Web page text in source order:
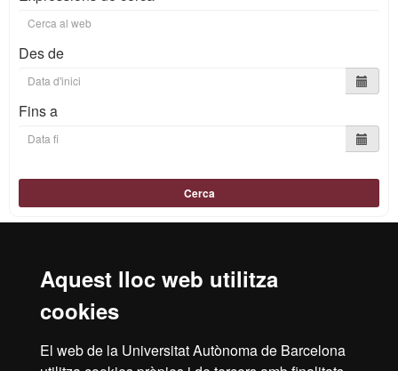
Aquest lloc web utilitza
cookies
El web de la Universitat Autònoma de Barcelona
Des de
Fins a
Cerca
Reconeixement internacional de l'excel·lència
HR